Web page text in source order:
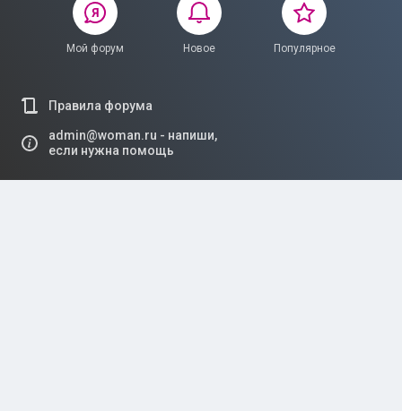
Мой форум Новое Популярное
Правила форума
admin@woman.ru - напиши,
если нужна помощь